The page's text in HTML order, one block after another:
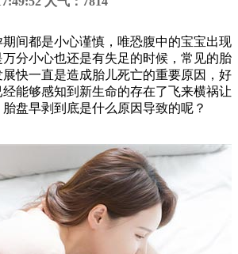
间都是小心谨慎，唯恐腹中的宝宝出现
分小心也还是有失足的时候，常见的胎
快一直是造成胎儿死亡的重要原因，好
能够感知到新生命的存在了飞来横祸让
盘早剥到底是什么原因导致的呢？